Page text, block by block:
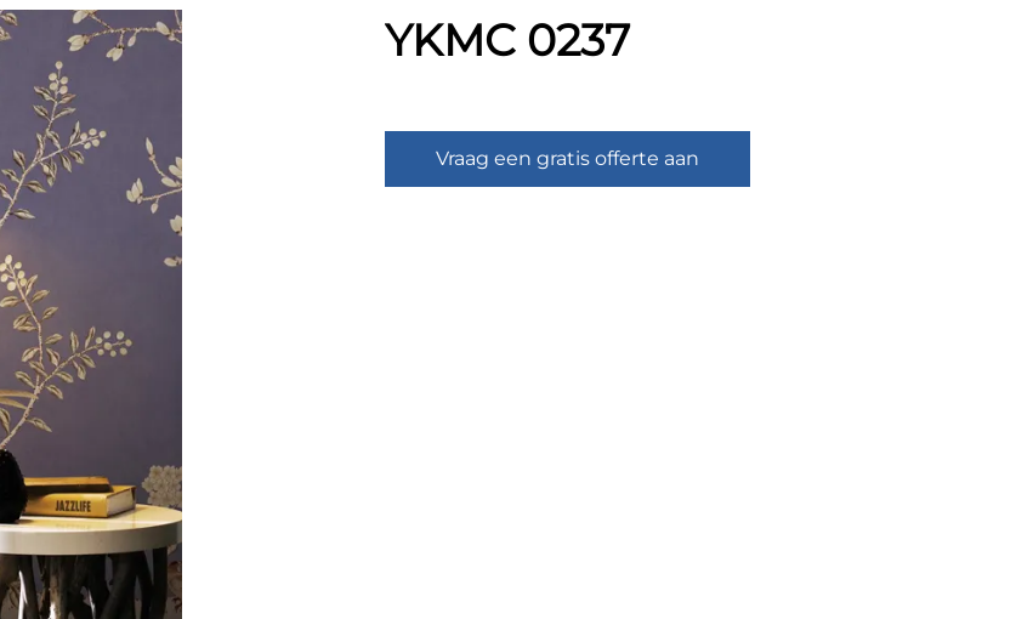
YKMC 0237
Vraag een gratis offerte aan